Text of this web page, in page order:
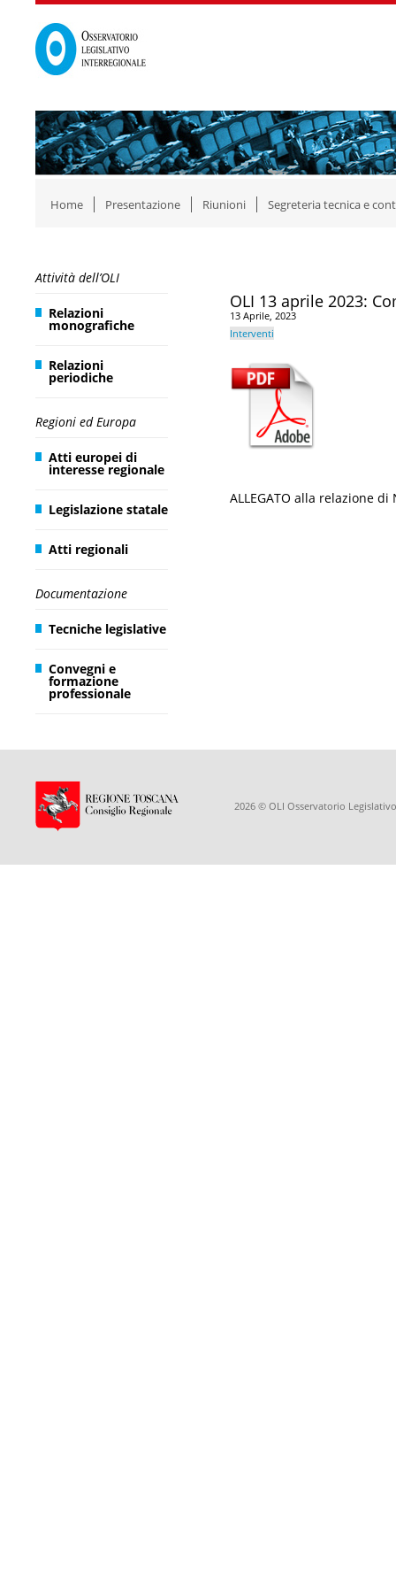
Home Presentazione Riunioni Segreteria tecnica e
Attività dell’OLI
Relazioni
monografiche
Relazioni
periodiche
Regioni ed Europa
Atti europei di
interesse regionale
Legislazione statale
Atti regionali
Documentazione
Tecniche legislative
Convegni e
formazione
professionale
OLI 13 aprile 2023:
13 Aprile, 2023
Interventi
ALLEGATO alla relazione
2026 © OLI Osservatorio